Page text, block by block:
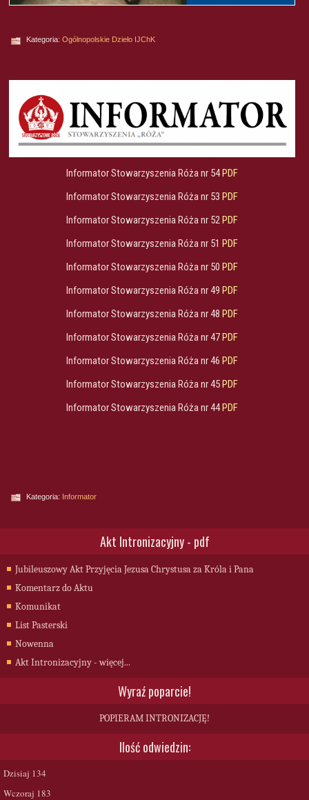
Kategoria: Ogólnopolskie Dzieło IJChK
Informator Stowarzyszenia Róża nr 54 PDF
Informator Stowarzyszenia Róża nr 53 PDF
Informator Stowarzyszenia Róża nr 52 PDF
Informator Stowarzyszenia Róża nr 51 PDF
Informator Stowarzyszenia Róża nr 50 PDF
Informator Stowarzyszenia Róża nr 49 PDF
Informator Stowarzyszenia Róża nr 48 PDF
Informator Stowarzyszenia Róża nr 47 PDF
Informator Stowarzyszenia Róża nr 46 PDF
Informator Stowarzyszenia Róża nr 45 PDF
Informator Stowarzyszenia Róża nr 44 PDF
Kategoria: Informator
Akt Intronizacyjny - pdf
Jubileuszowy Akt Przyjęcia Jezusa Chrystusa za Króla i Pana
Komentarz do Aktu
Komunikat
List Pasterski
Nowenna
Akt Intronizacyjny - więcej...
Wyraź poparcie!
POPIERAM INTRONIZACJĘ!
Ilość odwiedzin:
Dzisiaj 134
Wczoraj 183